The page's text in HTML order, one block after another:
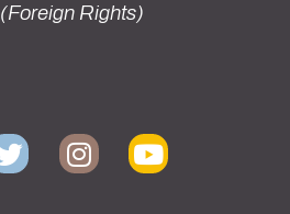
(Foreign Rights)